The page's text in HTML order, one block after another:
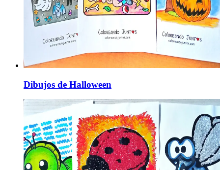
Dibujos de Halloween